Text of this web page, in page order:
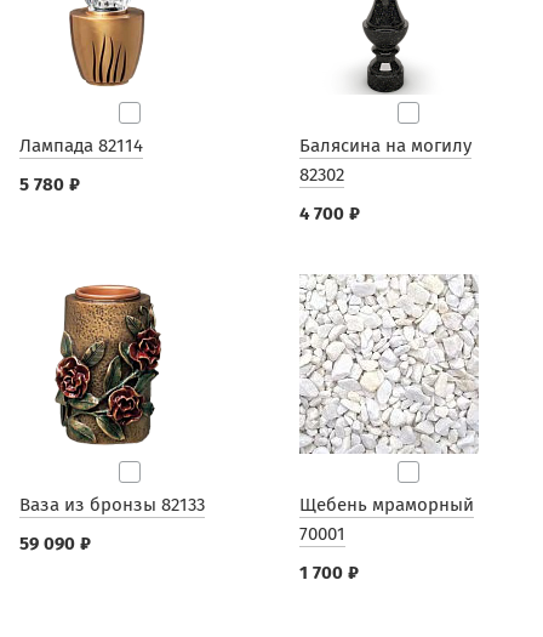
Лампада 82114
5 780 ₽
Балясина на могилу
82302
4 700 ₽
Ваза из бронзы 82133
59 090 ₽
Щебень мраморный
70001
1 700 ₽